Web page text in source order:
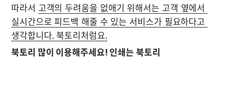
따라서 고객의 두려움을 없애기 위해서는 고객 옆에서
실시간으로 피드백 해줄 수 있는 서비스가 필요하다고
생각합니다. 북토리처럼요.
북토리 많이 이용해주세요! 인쇄는 북토리